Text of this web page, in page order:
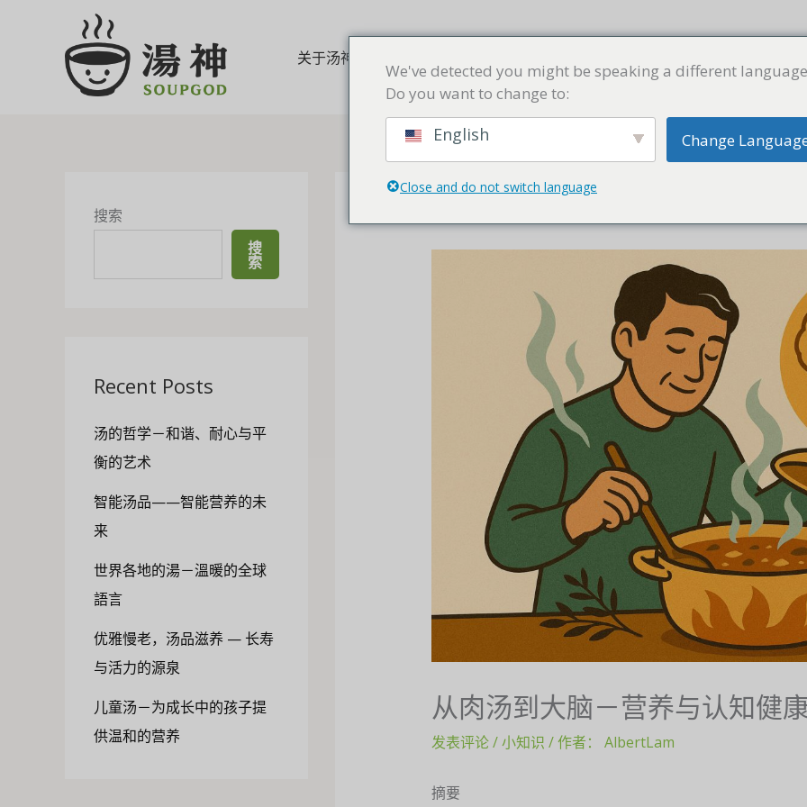
关于汤神
搜索
搜
索
Recent Posts
汤的哲学－和谐、耐心与平
衡的艺术
智能汤品——智能营养的未
来
世界各地的湯－溫暖的全球
語言
优雅慢老，汤品滋养 — 长寿
与活力的源泉
儿童汤－为成长中的孩子提
供温和的营养
从肉汤到大脑－营养与认知健
发表评论/小知识 / 作者： AlbertLam
摘要
We've detected you might be speaking a different
Do you want to change to:
English Change
Close and do not switch language